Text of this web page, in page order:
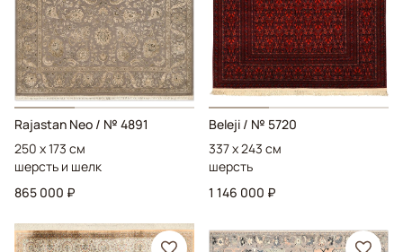
Rajastan Neo / № 4891
250 x 173 см
шерсть и шелк
865 000 ₽
Beleji / № 5720
337 x 243 см
шерсть
1 146 000 ₽